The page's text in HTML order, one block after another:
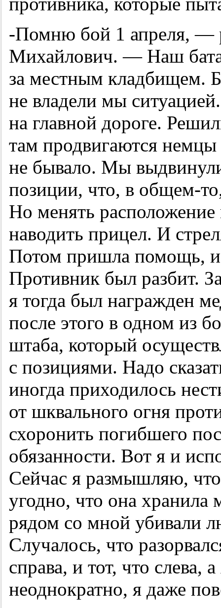
-Помню бой 1 апреля, —
Михайлович. — Наш
за местным кладбищем.
не владели мы
на главной дороге.
там продвигаются
не бывало. Мы
позиции, что, в общем-
Но менять
наводить прицел. И
Потом пришла помощь, и
Противник был разбит.
я тогда был награжден
после этого в одном из
штаба, который
с позициями. Надо
иногда приходилось
от шквального огня
схоронить погибшего
обязанности. Вот я и
Сейчас я размышляю,
угодно, что она хранила
рядом со мной убивали
Случалось, что
справа, и тот, что слева,
неоднократно, я даже